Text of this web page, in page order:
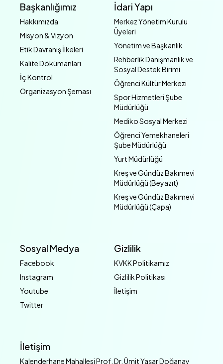
Başkanlığımız
Hakkımızda
Misyon & Vizyon
Etik Davranış İlkeleri
Kalite Dökümanları
İç Kontrol
Organizasyon Şeması
İdari Yapı
Merkez Yönetim Kurulu
Üyeleri
Yönetim ve Başkanlık
Rehberlik Danışmanlık ve
Sosyal Destek Birimi
Öğrenci Kültür Merkezi
Spor Hizmetleri Şube
Müdürlüğü
Mediko Sosyal Merkezi
Öğrenci Yemekhaneleri
Şube Müdürlüğü
Yurt Müdürlüğü
Kreş ve Gündüz Bakımevi
Müdürlüğü (Beyazıt)
Kreş ve Gündüz Bakımevi
Müdürlüğü (Çapa)
Sosyal Medya
Facebook
Instagram
Youtube
Twitter
Gizlilik
KVKK Politikamız
Gizlilik Politikası
İletişim
İletişim
Kalenderhane Mahallesi Prof. Dr. Ümit Yaşar Doğanay